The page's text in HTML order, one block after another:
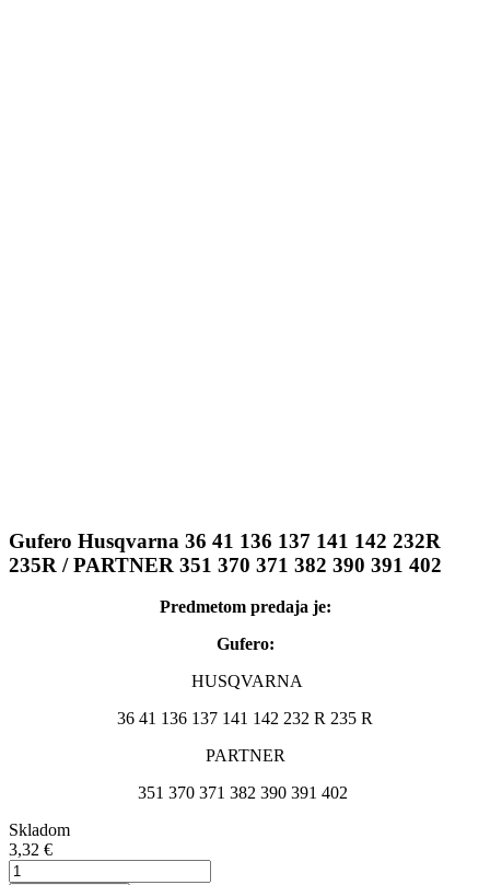
Gufero Husqvarna 36 41 136 137 141 142 232R
235R / PARTNER 351 370 371 382 390 391 402
Predmetom predaja je:
Gufero:
HUSQVARNA
36 41 136 137 141 142 232 R 235 R
PARTNER
351 370 371 382 390 391 402
Skladom
3,32 €